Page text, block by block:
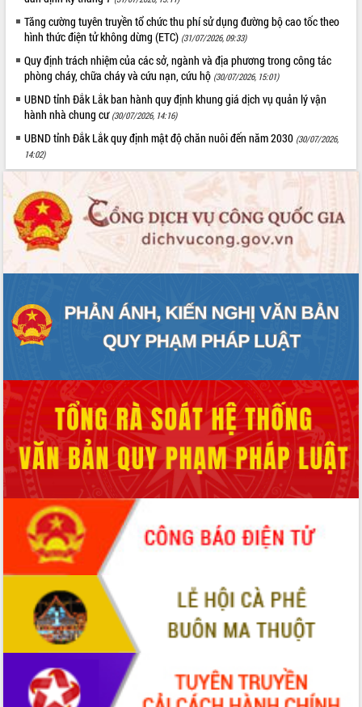
Họp báo thông tin về Hội nghị Công bố
Quy hoạch và Xúc tiến đầu tư tỉnh Đắk
Lắk
Khơi thông điểm nghẽn, đẩy nhanh
giải ngân vốn khắc phục thiên tai
HĐND tỉnh thông qua điều chỉnh Quy
Hội thảo góp ý hồ sơ điều chỉnh quy
hoạch tỉnh Đắk Lắk thời kỳ 2021-2030,
tầm nhìn đến năm 2050
Nâng cao hiệu quả hoạt động của các
doanh nghiệp nhà nước
Hội nghị triển khai kết nối mạng
truyền số liệu chuyên dùng phục vụ cơ
tay làm sạch môi trường
Xã Ea Kar bước chuyển mình trong
công tác cải cách hành chính mô hình
UBND tỉnh họp báo định kỳ tháng 4
năm 2026
Hội thảo khoa học “Giải pháp thúc đẩy
phát triển nền kinh tế xanh tại tỉnh
Đắk Lắk”
Tăng cường giám sát, đôn đốc thực
hiện nhiệm vụ quản lý tài sản công
hàng tuần
Tháo gỡ những vướng mắc, đẩy mạnh
công tác cải cách thủ tục hành chính
tại Trung tâm Phục vụ hành chính
công tỉnh
Đắk Lắk: Tôn vinh 46 giải pháp tại Hội
thi Sáng tạo Kỹ thuật 2024 - 2025
Đắk Lắk rà soát, điều chỉnh Đề án 190
về phát triển nuôi trồng thủy sản
Phó Chủ tịch UBND tỉnh Đắk Lắk
Trương Công Thái kiểm tra thực địa
Dự án cao tốc Khánh Hòa - Buôn Ma
Tăng cường tuyên truyền tổ chức thu phí sử dụng đường bộ cao tốc theo
hình thức điện tử không dừng (ETC) (31/07/2026, 09:33)
Quy định trách nhiệm của các sở, ngành và địa phương trong công tác
phòng cháy, chữa cháy và cứu nạn, cứu hộ (30/07/2026, 15:01)
UBND tỉnh Đắk Lắk ban hành quy định khung giá dịch vụ quản lý vận
hành nhà chung cư (30/07/2026, 14:16)
UBND tỉnh Đắk Lắk quy định mật độ chăn nuôi đến năm 2030 (30/07/2026,
14:02)